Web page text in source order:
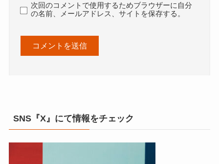
次回のコメントで使用するためブラウザーに自分
の名前、メールアドレス、サイトを保存する。
SNS『X』にて情報をチェック